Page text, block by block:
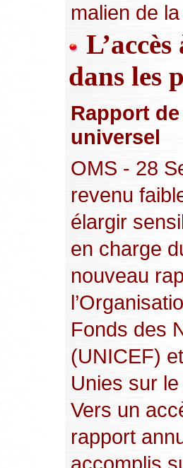
malien de
dans les
Rapport
universel
OMS - 28
revenu
élargir
en charge
nouveau
Fonds des
(UNICEF)
Unies sur
Vers un
rapport